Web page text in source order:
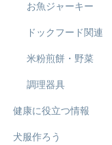
お魚ジャーキー
ドックフード関連
米粉煎餅・野菜
調理器具
健康に役立つ情報
犬服作ろう